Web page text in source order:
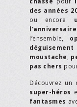
des années
ou encore
l’ensemble,
déguisement
moustache,
pas chers
Découvrez un
super-héros
fantasmes